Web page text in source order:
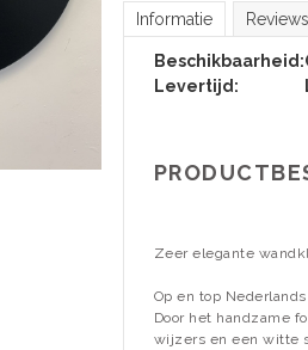
Informatie Reviews
Beschikbaarheid:
Levertijd:
Zeer elegante
Op en top
Door het handzame
wijzers en een witte